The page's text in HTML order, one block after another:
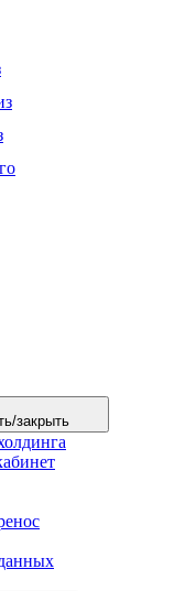
закрыть